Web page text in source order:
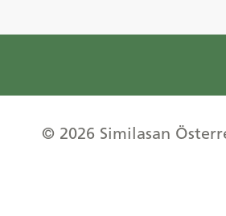
© 2026 Similasan